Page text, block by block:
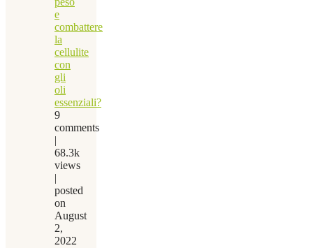
e
combattere
la
cellulite
con
gli
oli
essenziali?
9
comments
|
68.3k
views
|
posted
on
August
2,
2022